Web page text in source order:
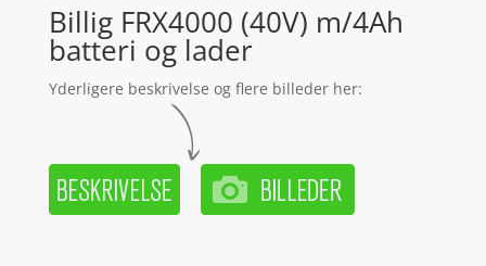
Billig FRX4000 (40V) m/4Ah
batteri og lader
Yderligere beskrivelse og flere billeder her: